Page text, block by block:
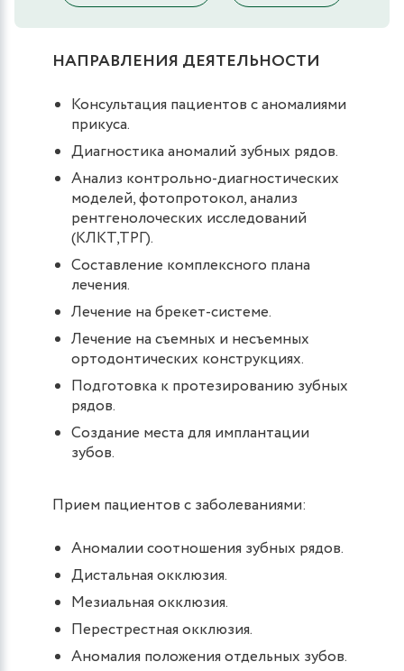
НАПРАВЛЕНИЯ ДЕЯТЕЛЬНОСТИ
Консультация пациентов с аномалиями
прикуса.
Диагностика аномалий зубных рядов.
Анализ контрольно-диагностических
моделей, фотопротокол, анализ
рентгенолоческих исследований
(КЛКТ,ТРГ).
Составление комплексного плана
лечения.
Лечение на брекет-системе.
Лечение на съемных и несъемных
ортодонтических конструкциях.
Подготовка к протезированию зубных
рядов.
Создание места для имплантации
зубов.
Прием пациентов с заболеваниями:
Аномалии соотношения зубных рядов.
Дистальная окклюзия.
Мезиальная окклюзия.
Перестрестная окклюзия.
Аномалия положения отдельных зубов.